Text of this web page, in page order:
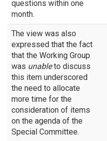
questions within one
month.
The view was also
expressed that the fact
that the Working Group
was unableto discuss
this item underscored
the need to allocate
more time for the
consideration of items
on the agenda of the
Special Committee.